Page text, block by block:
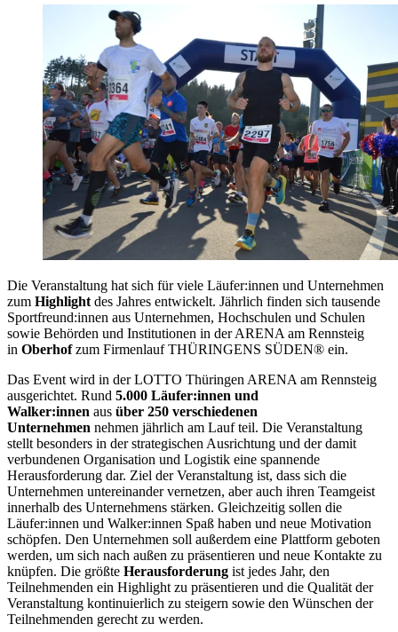
Die Veranstaltung hat sich für viele Läufer:innen und Unternehmen
zum Highlight des Jahres entwickelt. Jährlich finden sich tausende
Sportfreund:innen aus Unternehmen, Hochschulen und Schulen
sowie Behörden und Institutionen in der ARENA am Rennsteig
in Oberhofzum Firmenlauf THÜRINGENS SÜDEN® ein.
Das Event wird in der LOTTO Thüringen ARENA am Rennsteig
ausgerichtet. Rund 5.000 Läufer:innen und
Walker:innen aus über 250 verschiedenen
Unternehmen nehmen jährlich am Lauf teil. Die Veranstaltung
stellt besonders in der strategischen Ausrichtung und der damit
verbundenen Organisation und Logistik eine spannende
Herausforderung dar. Ziel der Veranstaltung ist, dass sich die
Unternehmen untereinander vernetzen, aber auch ihren Teamgeist
innerhalb des Unternehmens stärken. Gleichzeitig sollen die
Läufer:innen und Walker:innen Spaß haben und neue Motivation
schöpfen. Den Unternehmen soll außerdem eine Plattform geboten
werden, um sich nach außen zu präsentieren und neue Kontakte zu
knüpfen. Die größte Herausforderung ist jedes Jahr, den
Teilnehmenden ein Highlight zu präsentieren und die Qualität der
Veranstaltung kontinuierlich zu steigern sowie den Wünschen der
Teilnehmenden gerecht zu werden.